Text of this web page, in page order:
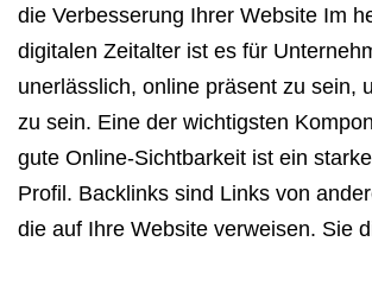
die Verbesserung Ihrer Website Im
digitalen Zeitalter ist es für
unerlässlich, online präsent zu sein,
zu sein. Eine der wichtigsten
gute Online-Sichtbarkeit ist ein
Profil. Backlinks sind Links von
die auf Ihre Website verweisen. Sie